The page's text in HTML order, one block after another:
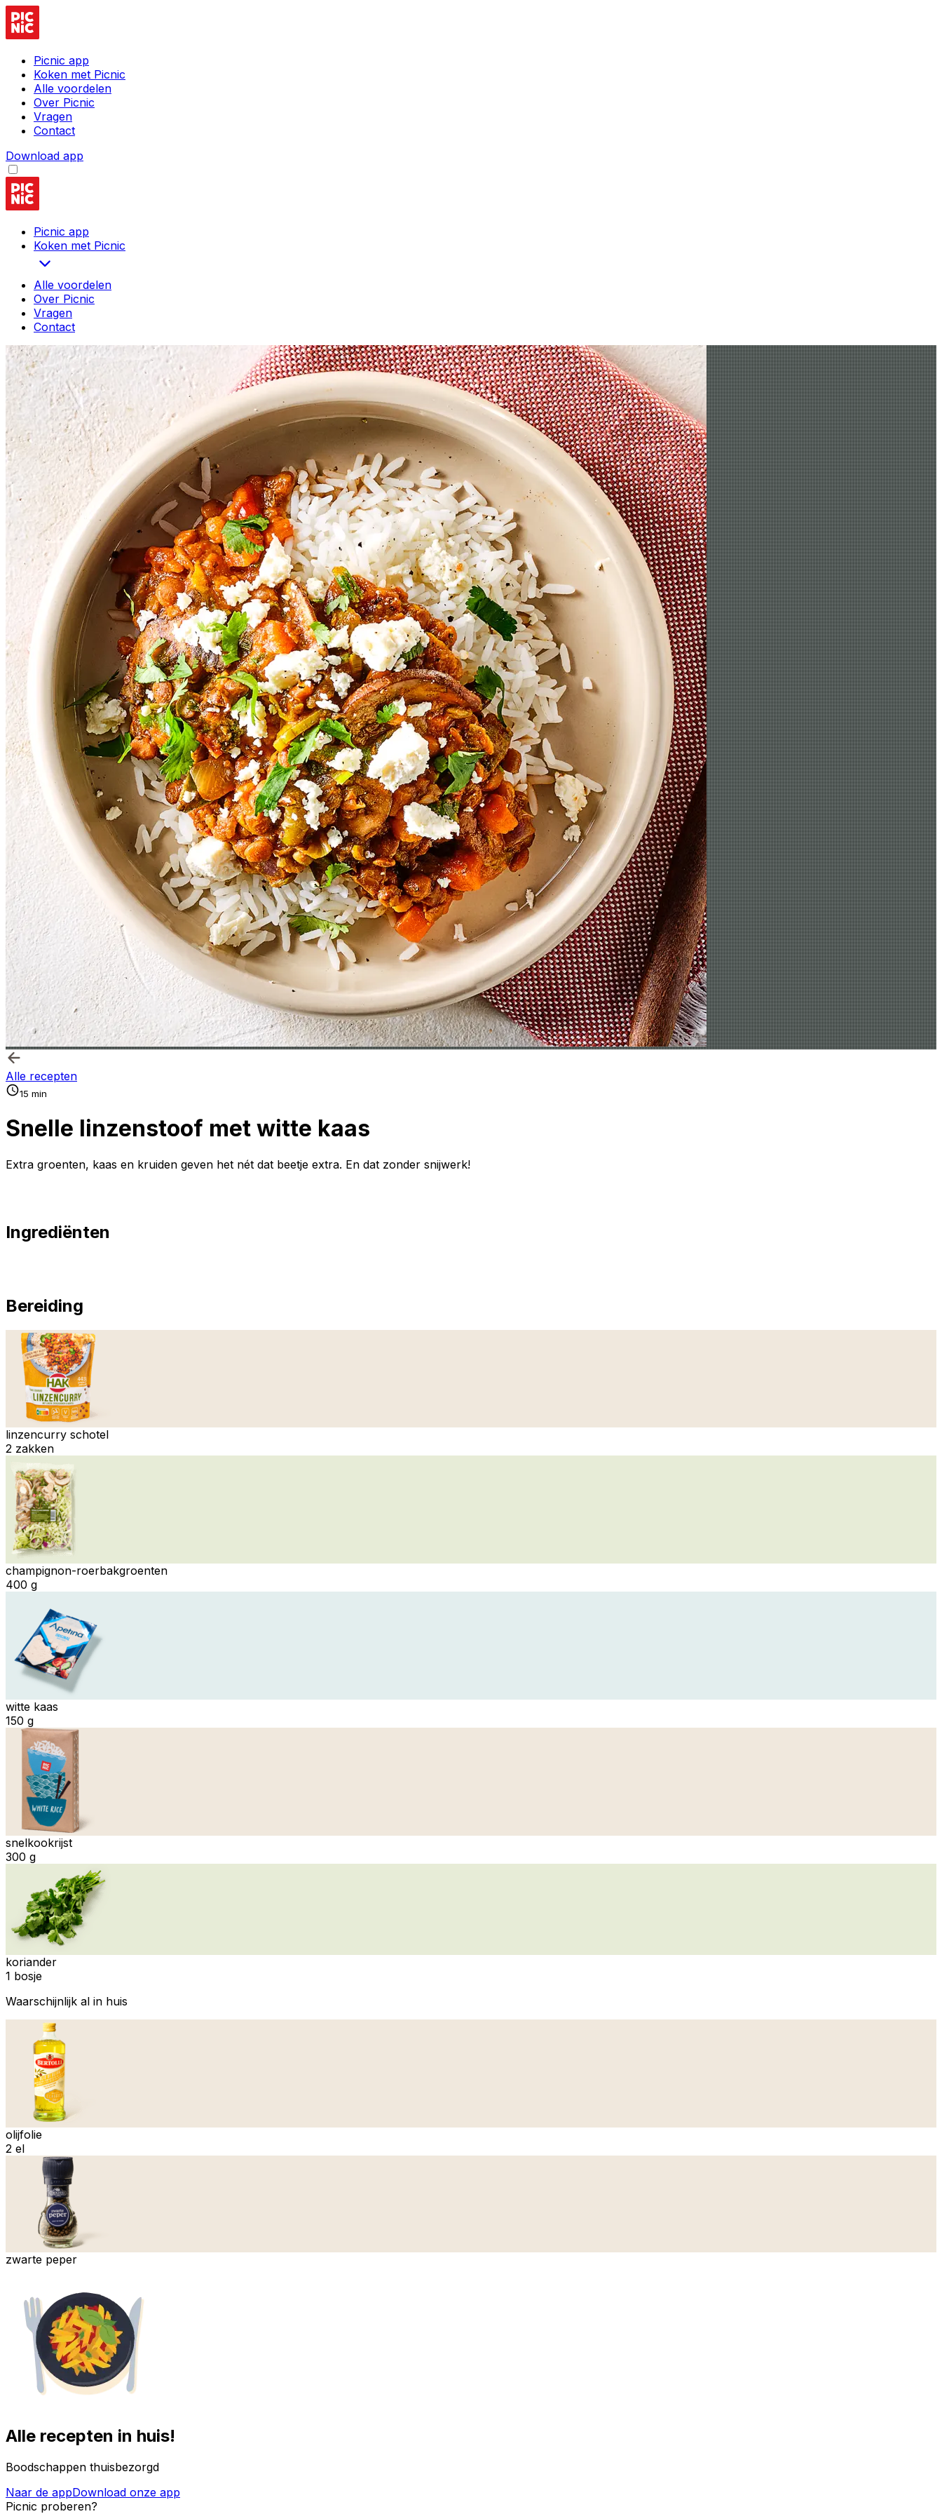
Picnic app
Koken met Picnic
Alle voordelen
Over Picnic
Vragen
Contact
Download app
Picnic app
Koken met Picnic
Alle voordelen
Over Picnic
Vragen
Contact
Alle recepten
15 min
Snelle linzenstoof met witte kaas
Extra groenten, kaas en kruiden geven het nét dat beetje extra. En dat zonder snijwerk!
Ingrediënten
Bereiding
linzencurry schotel
2 zakken
champignon-roerbakgroenten
400 g
witte kaas
150 g
snelkookrijst
300 g
koriander
1 bosje
Waarschijnlijk al in huis
olijfolie
2 el
zwarte peper
Alle recepten in huis!
Boodschappen thuisbezorgd
Naar de appDownload onze app
Picnic proberen?